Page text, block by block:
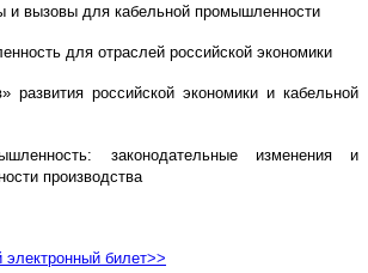
и вызовы для кабельной промышленности
для отраслей российской экономики
российской экономики и кабельной
законодательные изменения и
производства
электронный билет>>